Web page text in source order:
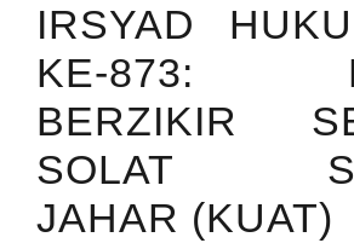
IRSYAD
KE-873:
BERZIKIR
SOLAT
JAHAR (KUAT)